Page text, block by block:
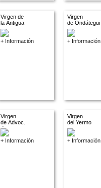
Virgen de
la Antigua
+ Información
Virgen
de Ondátegui
+ Información
Virgen
de Advoc.
descon
+ Información
Virgen
del Yermo
+ Información